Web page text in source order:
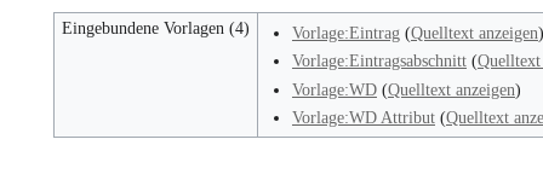
Eingebundene Vorlagen (4) Vorlage:Eintrag(Quelltext anzeigen)
Vorlage:Eintragsabschnitt(Quelltext
Vorlage:WD(Quelltext anzeigen)
Vorlage:WD Attribut(Quelltext